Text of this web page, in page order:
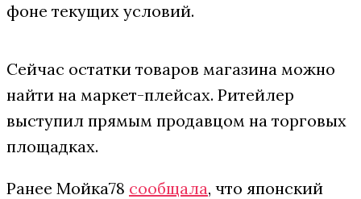
фоне текущих условий.
Сейчас остатки товаров магазина можно
найти на маркет-плейсах. Ритейлер
выступил прямым продавцом на торговых
площадках.
Ранее Мойка78 сообщала, что японский